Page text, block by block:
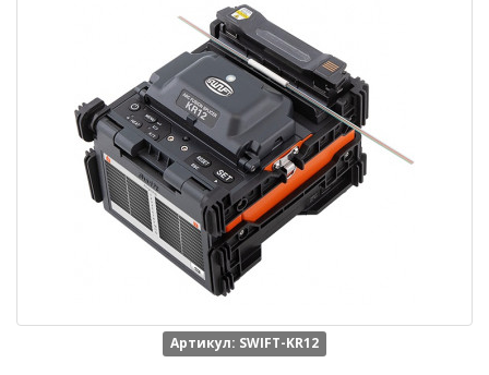
Артикул: SWIFT-KR12